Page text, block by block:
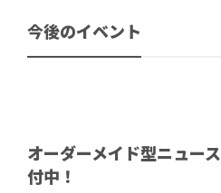
今後のイベント
オーダーメイド型ニュー
付中！